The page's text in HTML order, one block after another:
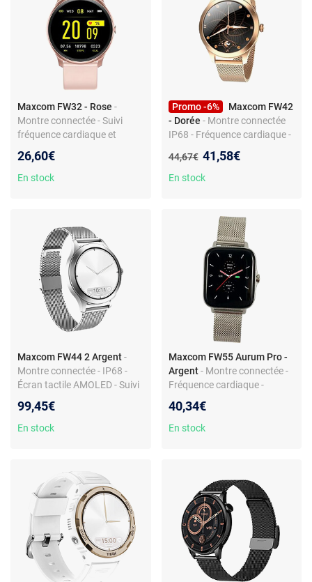
Maxcom FW32 - Rose -
Montre connectée - Suivi
fréquence cardiaque et
- Slim
26,60€
En stock
Promo -6%
Maxcom FW42
- Dorée - Montre connectée
IP68 - Fréquence cardiaque -
cycle menstruel - Podomètre
- Notifications
Ancien prix :
44,67€ Nouveau prix :
41,58€
En stock
Maxcom FW44 2 Argent-
Montre connectée - IP68 -
Écran tactile AMOLED - Suivi
99,45€
En stock
Maxcom FW55 Aurum Pro -
Argent - Montre connectée -
Fréquence cardiaque -
IP67 - Menu nid d'abeille
40,34€
En stock